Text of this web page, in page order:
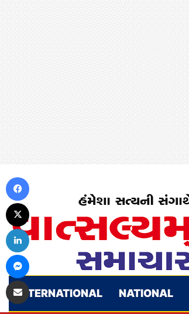
INTERNATIONAL NATIONAL
LinkedIn